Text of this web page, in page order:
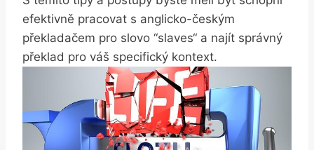
efektivně pracovat ⁣s anglicko-českým
překladačem ⁣pro slovo ​“slaves“ a najít správný
překlad pro váš specifický kontext.